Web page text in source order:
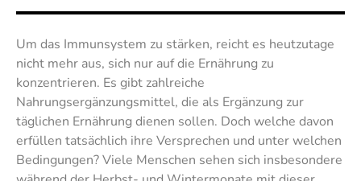
Um das Immunsystem zu stärken, reicht es heutzutage
nicht mehr aus, sich nur auf die Ernährung zu
konzentrieren. Es gibt zahlreiche
Nahrungsergänzungsmittel, die als Ergänzung zur
täglichen Ernährung dienen sollen. Doch welche davon
erfüllen tatsächlich ihre Versprechen und unter welchen
Bedingungen? Viele Menschen sehen sich insbesondere